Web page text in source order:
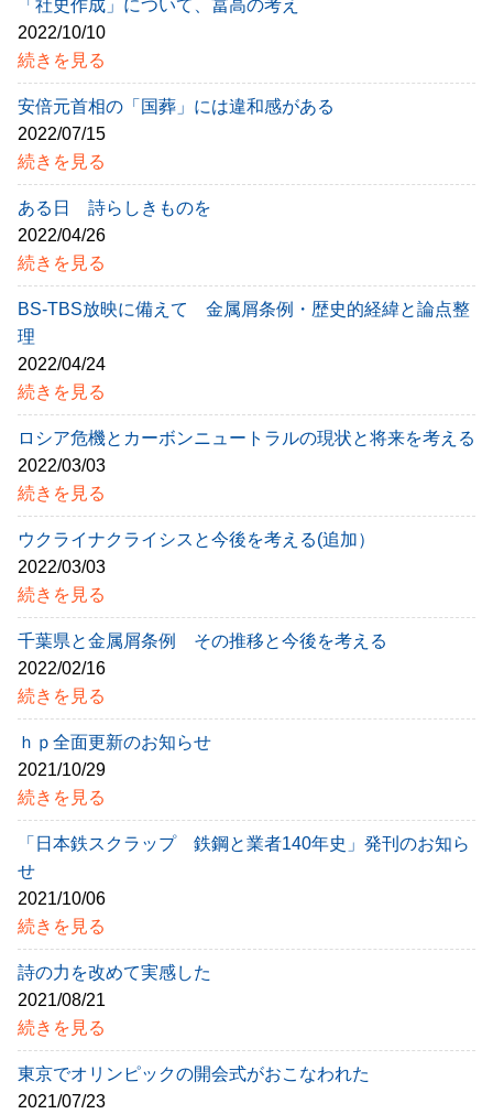
「社史作成」について、冨高の考え
2022/10/10
続きを見る
安倍元首相の「国葬」には違和感がある
2022/07/15
続きを見る
ある日 詩らしきものを
2022/04/26
続きを見る
BS-TBS放映に備えて 金属屑条例・歴史的経緯と論点整
理
2022/04/24
続きを見る
ロシア危機とカーボンニュートラルの現状と将来を考える
2022/03/03
続きを見る
ウクライナクライシスと今後を考える(追加）
2022/03/03
続きを見る
千葉県と金属屑条例 その推移と今後を考える
2022/02/16
続きを見る
ｈｐ全面更新のお知らせ
2021/10/29
続きを見る
「日本鉄スクラップ 鉄鋼と業者140年史」発刊のお知ら
せ
2021/10/06
続きを見る
詩の力を改めて実感した
2021/08/21
続きを見る
東京でオリンピックの開会式がおこなわれた
2021/07/23